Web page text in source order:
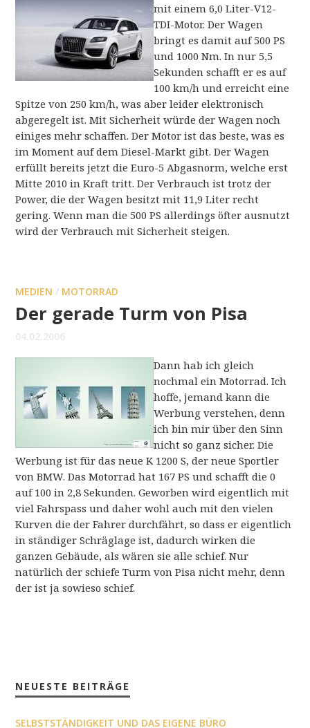
mit einem 6,0 Liter-V12-
TDI-Motor. Der Wagen
bringt es damit auf 500 PS
und 1000 Nm. In nur 5,5
Sekunden schafft er es auf
100 km/h und erreicht eine
Spitze von 250 km/h, was aber leider elektronisch
abgeregelt ist. Mit Sicherheit würde der Wagen noch
einiges mehr schaffen. Der Motor ist das beste, was es
im Moment auf dem Diesel-Markt gibt. Der Wagen
erfüllt bereits jetzt die Euro-5 Abgasnorm, welche erst
Mitte 2010 in Kraft tritt. Der Verbrauch ist trotz der
Power, die der Wagen besitzt mit 11,9 Liter recht
gering. Wenn man die 500 PS allerdings öfter ausnutzt
wird der Verbrauch mit Sicherheit steigen.
MEDIEN / MOTORRAD
Der gerade Turm von Pisa
04.02.2006
Dann hab ich gleich
nochmal ein Motorrad. Ich
hoffe, jemand kann die
Werbung verstehen, denn
ich bin mir über den Sinn
nicht so ganz sicher. Die
Werbung ist für das neue K 1200 S, der neue Sportler
von BMW. Das Motorrad hat 167 PS und schafft die 0
auf 100 in 2,8 Sekunden. Geworben wird eigentlich mit
viel Fahrspass und daher wohl auch mit den vielen
Kurven die der Fahrer durchfährt, so dass er eigentlich
in ständiger Schräglage ist, dadurch wirken die
ganzen Gebäude, als wären sie alle schief. Nur
natürlich der schiefe Turm von Pisa nicht mehr, denn
der ist ja sowieso schief.
NEUESTE BEITRÄGE
SELBSTSTÄNDIGKEIT UND DAS EIGENE BÜRO